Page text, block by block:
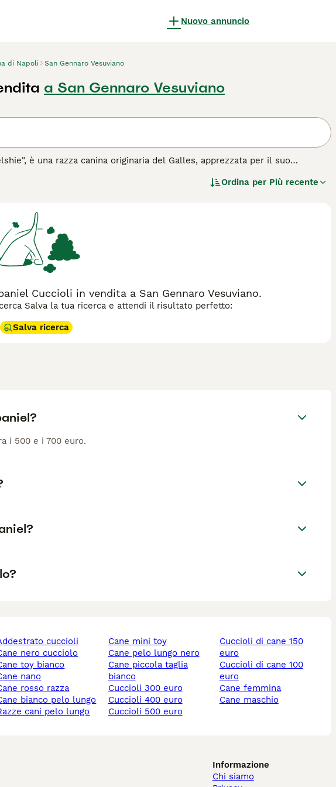
Nuovo annuncio
di Napoli San Gennaro Vesuviano
a San Gennaro Vesuviano
è una razza canina originaria del Galles, apprezzata per il suo
per resistere alle intemperie durante il lavoro sul campo. Il
dolce e la forte connessione con i membri della famiglia, mostrando
a famiglie con bambini che a sportivi, questo cane richiede cure regolari
a infezioni. Grazie alla sua intelligenza e all'entusiasmo, è ideale
utili per approfondire: "Welsh Springer Spaniel caratteristiche", "Welshie
caccia Welshie", "Welsh Springer Spaniel famiglia".
Ordina per Più recente
Cuccioli in vendita a San Gennaro Vesuviano.
Salva la tua ricerca e attendi il risultato perfetto:
Salva ricerca
i 500 e i 700 euro.
addestrato cuccioli
cane nero cucciolo
cane toy bianco
cane nano
cane rosso razza
cane bianco pelo lungo
razze cani pelo lungo
cane mini toy
cane pelo lungo nero
cane piccola taglia
bianco
cuccioli 300 euro
cuccioli 400 euro
cuccioli 500 euro
cuccioli di cane 150
euro
cuccioli di cane 100
euro
cane femmina
cane maschio
Informazione
Chi siamo